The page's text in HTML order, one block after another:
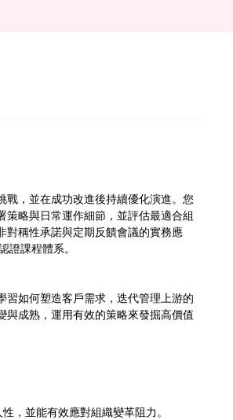
戰，並在成功改進後持續優化演進。您
略與日常運作細節，並評估最適合組
對稱性承諾與定期反饋會議的實務應
課程體系。
如何塑造客戶需求，迭代管理上游的
成熟，運用有效的策略來發掘高價值
，並能有效應對組織變革阻力。